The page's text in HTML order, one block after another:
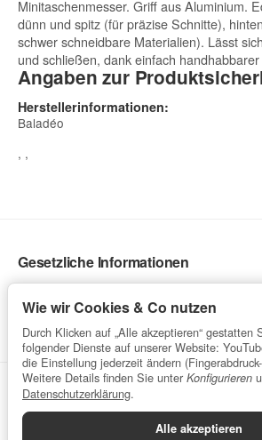
Minitaschenmesser. Griff aus Aluminium.
dünn und spitz (für präzise Schnitte),
schwer schneidbare Materialien). Lässt
und schließen, dank einfach
Angaben zur
Herstellerinformationen:
Baladéo
, ,
Gesetzliche Informationen
Informationen
Service
Vertrag widerrufen
Datenschutzerklärung•
Wie wir Cookies & Co nutzen
Durch Klicken auf „Alle akzeptieren“ gestatten
folgender Dienste auf unserer Website:
die Einstellung jederzeit ändern
Weitere Details finden Sie unter Konfigurieren
Datenschutzerklärung.
Alle akzeptieren